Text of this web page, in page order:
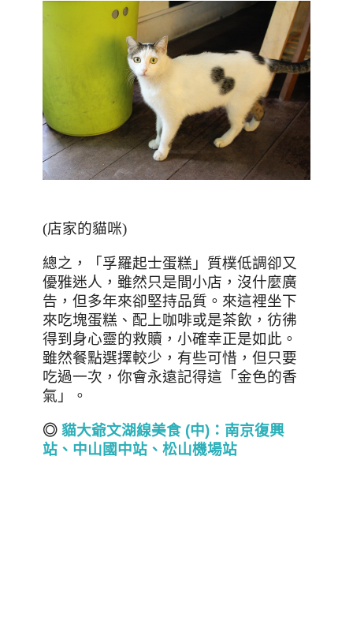
(店家的貓咪)
總之，「孚羅起士蛋糕」質樸低調卻又
優雅迷人，雖然只是間小店，沒什麼廣
告，但多年來卻堅持品質。來這裡坐下
來吃塊蛋糕、配上咖啡或是茶飲，彷彿
得到身心靈的救贖，小確幸正是如此。
雖然餐點選擇較少，有些可惜，但只要
吃過一次，你會永遠記得這「金色的香
氣」。
◎ 貓大爺文湖線美食 (中) ：南京復興
站、中山國中站、松山機場站